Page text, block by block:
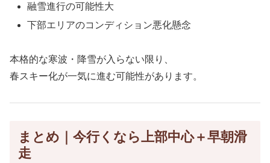
融雪進行の可能性大
下部エリアのコンディション悪化懸念
本格的な寒波・降雪が入らない限り、
春スキー化が一気に進む可能性があります。
まとめ｜今行くなら上部中心＋早朝滑
走